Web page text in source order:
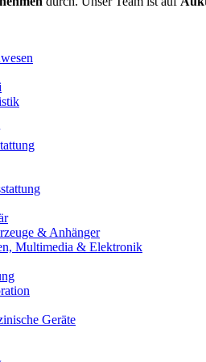
& Anhänger
Multimedia & Elektronik
Geräte